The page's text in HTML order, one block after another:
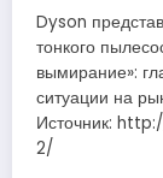
Dyson
тонкого
вымирание»:
ситуации на
Источник:
2/